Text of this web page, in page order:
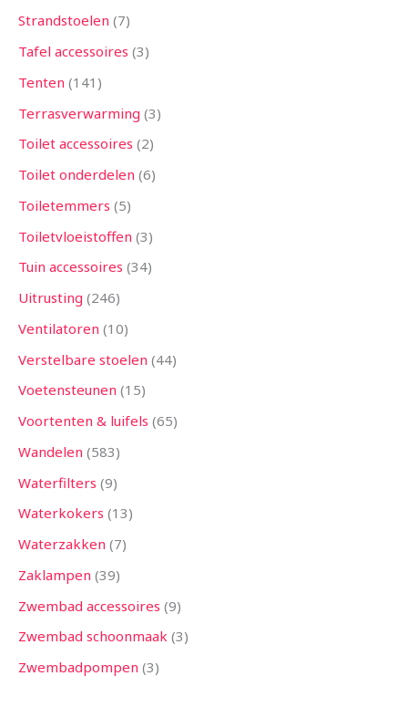
Strandstoelen 7
Tafel accessoires 3
Tenten 141
Terrasverwarming 3
Toilet accessoires 2
Toilet onderdelen 6
Toiletemmers 5
Toiletvloeistoffen 3
Tuin accessoires 34
Uitrusting 246
Ventilatoren 10
Verstelbare stoelen 44
Voetensteunen 15
Voortenten & luifels 65
Wandelen 583
Waterfilters 9
Waterkokers 13
Waterzakken 7
Zaklampen 39
Zwembad accessoires 9
Zwembad schoonmaak 3
Zwembadpompen 3